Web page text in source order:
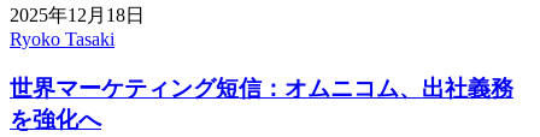
2025年12月18日
Ryoko Tasaki
世界マーケティング短信：オムニコム、出社義務
を強化へ